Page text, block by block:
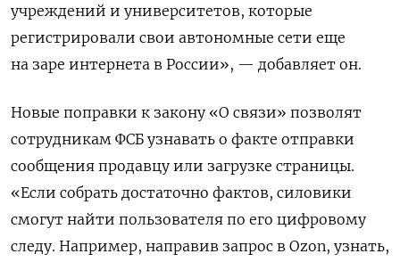
учреждений и университетов, которые
регистрировали свои автономные сети еще
на заре интернета в России», — добавляет он.
Новые поправки к закону «О связи» позволят
сотрудникам ФСБ узнавать о факте отправки
сообщения продавцу или загрузке страницы.
«Если собрать достаточно фактов, силовики
смогут найти пользователя по его цифровому
следу. Например, направив запрос в Ozon, узнать,